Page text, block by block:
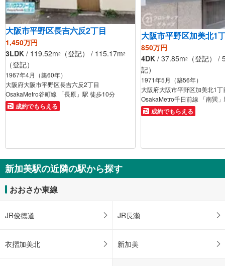
大阪市平野区長吉六反2丁目
1,450万円
3LDK / 119.52m2 （登記） / 115.17m2
（登記）
1967年4月（築60年）
大阪府大阪市平野区長吉六反2丁目
OsakaMetro谷町線 「長原」駅 徒歩10分
成約でもらえる
大阪市平野区加美北1
850万円
4DK / 37.85m2
（登記） /
記）
1971年5月（築56年）
大阪府大阪市平野区加美北1丁
OsakaMetro千日前線 「南巽
成約でもらえる
新加美駅の近隣の駅から探す
おおさか東線
JR俊徳道 JR長瀬
衣摺加美北 新加美